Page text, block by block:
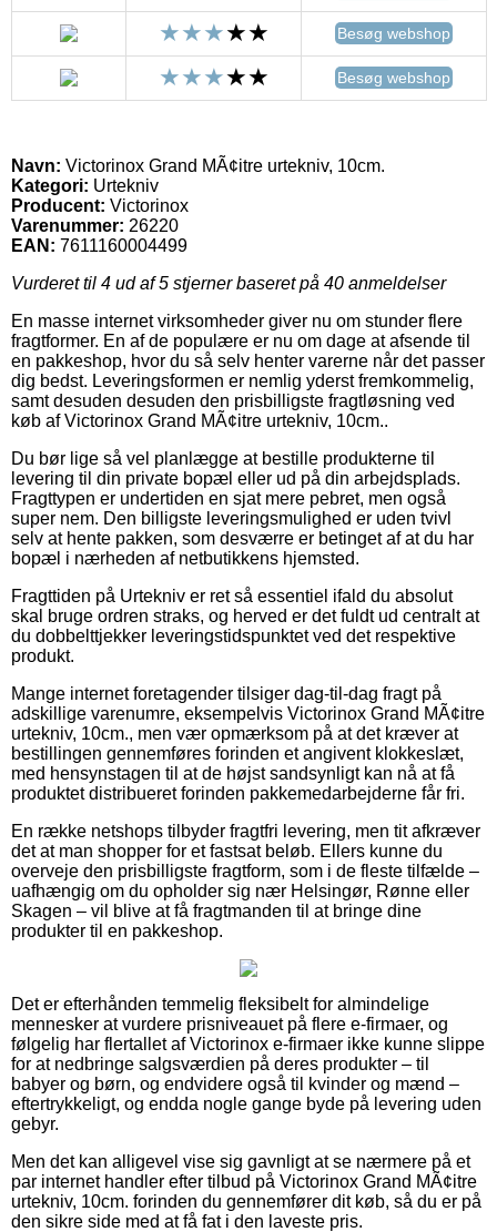
Besøg webshop
Besøg webshop
Navn: Victorinox Grand MÃ¢itre urtekniv, 10cm.
Kategori: Urtekniv
Producent: Victorinox
Varenummer: 26220
EAN: 7611160004499
Vurderet til 4 ud af 5 stjerner baseret på 40 anmeldelser
En masse internet virksomheder giver nu om stunder flere
fragtformer. En af de populære er nu om dage at afsende til
en pakkeshop, hvor du så selv henter varerne når det passer
dig bedst. Leveringsformen er nemlig yderst fremkommelig,
samt desuden desuden den prisbilligste fragtløsning ved
køb af Victorinox Grand MÃ¢itre urtekniv, 10cm..
Du bør lige så vel planlægge at bestille produkterne til
levering til din private bopæl eller ud på din arbejdsplads.
Fragttypen er undertiden en sjat mere pebret, men også
super nem. Den billigste leveringsmulighed er uden tvivl
selv at hente pakken, som desværre er betinget af at du har
bopæl i nærheden af netbutikkens hjemsted.
Fragttiden på Urtekniv er ret så essentiel ifald du absolut
skal bruge ordren straks, og herved er det fuldt ud centralt at
du dobbelttjekker leveringstidspunktet ved det respektive
produkt.
Mange internet foretagender tilsiger dag-til-dag fragt på
adskillige varenumre, eksempelvis Victorinox Grand MÃ¢itre
urtekniv, 10cm., men vær opmærksom på at det kræver at
bestillingen gennemføres forinden et angivent klokkeslæt,
med hensynstagen til at de højst sandsynligt kan nå at få
produktet distribueret forinden pakkemedarbejderne får fri.
En række netshops tilbyder fragtfri levering, men tit afkræver
det at man shopper for et fastsat beløb. Ellers kunne du
overveje den prisbilligste fragtform, som i de fleste tilfælde –
uafhængig om du opholder sig nær Helsingør, Rønne eller
Skagen – vil blive at få fragtmanden til at bringe dine
produkter til en pakkeshop.
Det er efterhånden temmelig fleksibelt for almindelige
mennesker at vurdere prisniveauet på flere e-firmaer, og
følgelig har flertallet af Victorinox e-firmaer ikke kunne slippe
for at nedbringe salgsværdien på deres produkter – til
babyer og børn, og endvidere også til kvinder og mænd –
eftertrykkeligt, og endda nogle gange byde på levering uden
gebyr.
Men det kan alligevel vise sig gavnligt at se nærmere på et
par internet handler efter tilbud på Victorinox Grand MÃ¢itre
urtekniv, 10cm. forinden du gennemfører dit køb, så du er på
den sikre side med at få fat i den laveste pris.